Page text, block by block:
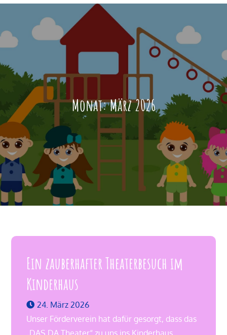
Monat:März 2026
Ein zauberhafter Theaterbesuch im
Kinderhaus
24. März 2026
Unser Förderverein hat dafür gesorgt, dass das
„DAS DA Theater“ zu uns ins Kinderhaus